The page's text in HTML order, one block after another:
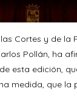
Cortes y de la
Pollán, ha
esta edición,
medida, que la